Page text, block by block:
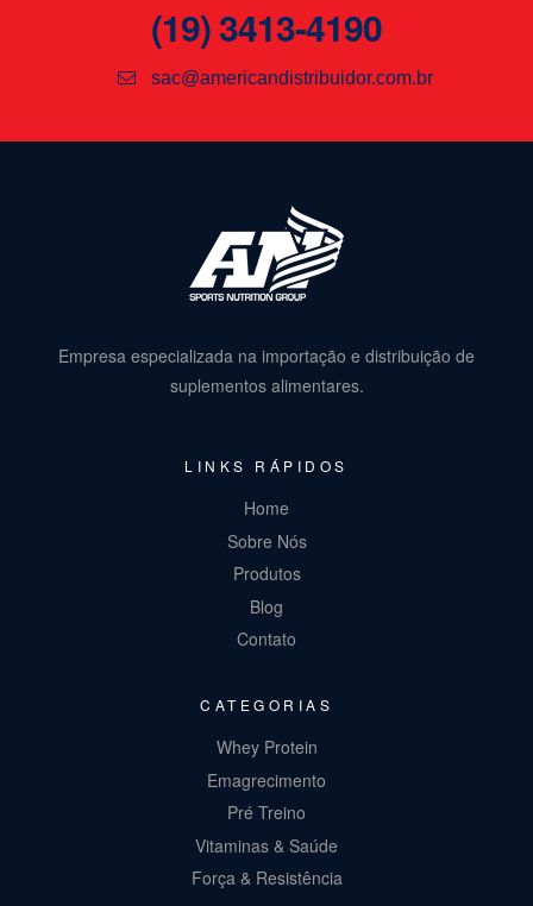
(19) 3413-4190
sac@americandistribuidor.com.br
Empresa especializada na importação e distribuição de
suplementos alimentares.
LINKS RÁPIDOS
Home
Sobre Nós
Produtos
Blog
Contato
CATEGORIAS
Whey Protein
Emagrecimento
Pré Treino
Vitaminas & Saúde
Força & Resistência